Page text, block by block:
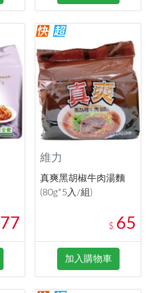
77
維力
真爽黑胡椒牛肉湯麵
(80g*5入/組)
$ 65
加入購物車